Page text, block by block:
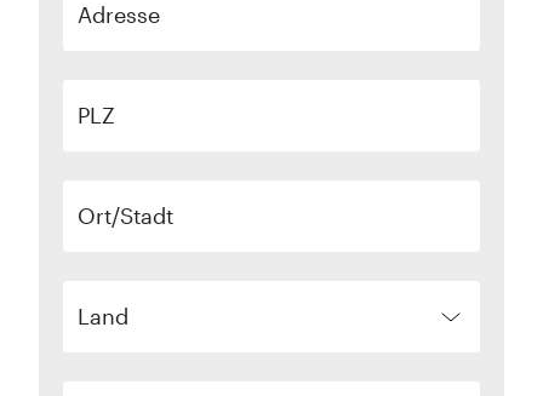
Adresse
PLZ
Ort/Stadt
Land